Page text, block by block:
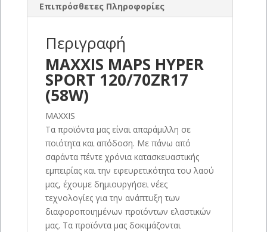
Επιπρόσθετες Πληροφορίες
Περιγραφή
MAXXIS MAPS HYPER
SPORT 120/70ZR17
(58W)
MAXXIS
Τα προϊόντα μας είναι απαράμιλλη σε
ποιότητα και απόδοση. Με πάνω από
σαράντα πέντε χρόνια κατασκευαστικής
εμπειρίας και την εφευρετικότητα του λαού
μας, έχουμε δημιουργήσει νέες
τεχνολογίες για την ανάπτυξη των
διαφοροποιημένων προϊόντων ελαστικών
μας. Τα προϊόντα μας δοκιμάζονται